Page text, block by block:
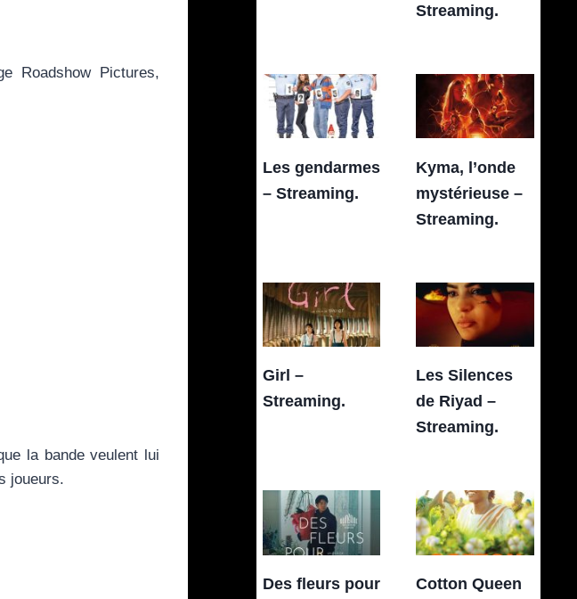
Roadshow Pictures,
la bande veulent lui
joueurs.
Streaming.
Les gendarmes
– Streaming.
Kyma, l’onde
mystérieuse –
Streaming.
Girl –
Streaming.
Les Silences
de Riyad –
Streaming.
Des fleurs pour
Cotton Queen